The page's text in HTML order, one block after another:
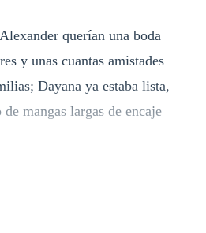
querían una boda
y unas cuantas amistades
Dayana ya estaba lista,
mangas largas de encaje